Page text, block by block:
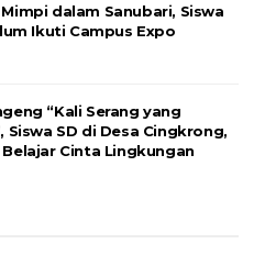
dalam Sanubari, Siswa
Ikuti Campus Expo
“Kali Serang yang
Siswa SD di Desa Cingkrong,
Cinta Lingkungan